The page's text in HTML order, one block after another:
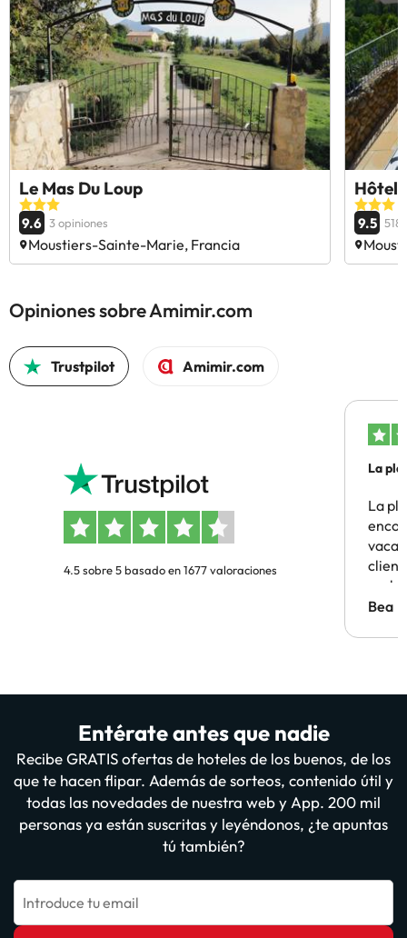
Le Mas Du Loup
9.6 3 opiniones
Moustiers-Sainte-Marie, Francia
Hôtel
9.5 518
Opiniones sobre Amimir.com
Trustpilot Amimir.com
4.5 sobre 5 basado en 1677 valoraciones
La
La
Bea
Entérate antes que nadie
Recibe GRATIS ofertas de hoteles de los buenos, de los
que te hacen flipar. Además de sorteos, contenido útil y
todas las novedades de nuestra web y App. 200 mil
personas ya están suscritas y leyéndonos, ¿te apuntas
tú también?
Introduce tu email